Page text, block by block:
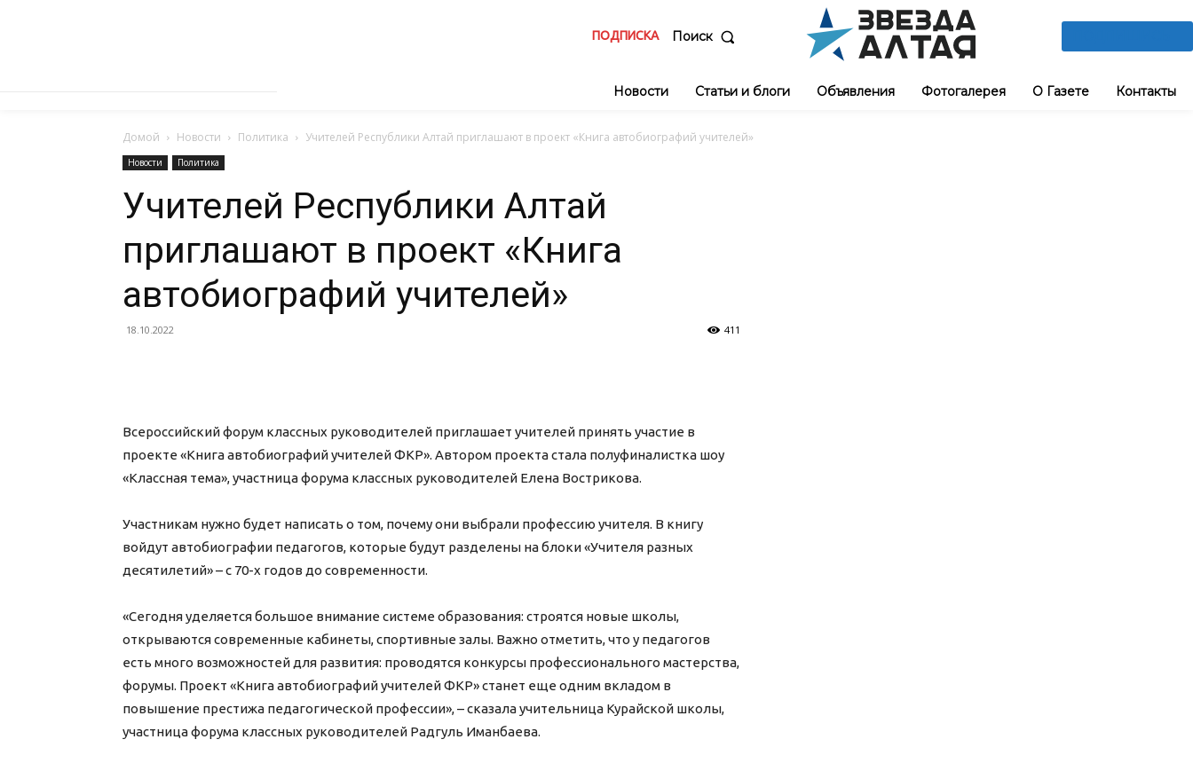
ПОДПИСКА Поиск
Новости Статьи и блоги Объявления Фотогалерея О Газете Контакты
Домой Новости Политика Учителей Республики Алтай приглашают в проект «Книга автобиографий учителей»
Новости Политика
Учителей Республики Алтай
приглашают в проект «Книга
автобиографий учителей»
18.10.2022 411
Всероссийский форум классных руководителей приглашает учителей принять участие в
проекте «Книга автобиографий учителей ФКР». Автором проекта стала полуфиналистка шоу
«Классная тема», участница форума классных руководителей Елена Вострикова.
Участникам нужно будет написать о том, почему они выбрали профессию учителя. В книгу
войдут автобиографии педагогов, которые будут разделены на блоки «Учителя разных
десятилетий» – с 70-х годов до современности.
«Сегодня уделяется большое внимание системе образования: строятся новые школы,
открываются современные кабинеты, спортивные залы. Важно отметить, что у педагогов
есть много возможностей для развития: проводятся конкурсы профессионального мастерства,
форумы. Проект «Книга автобиографий учителей ФКР» станет еще одним вкладом в
повышение престижа педагогической профессии», – сказала учительница Курайской школы,
участница форума классных руководителей Радгуль Иманбаева.